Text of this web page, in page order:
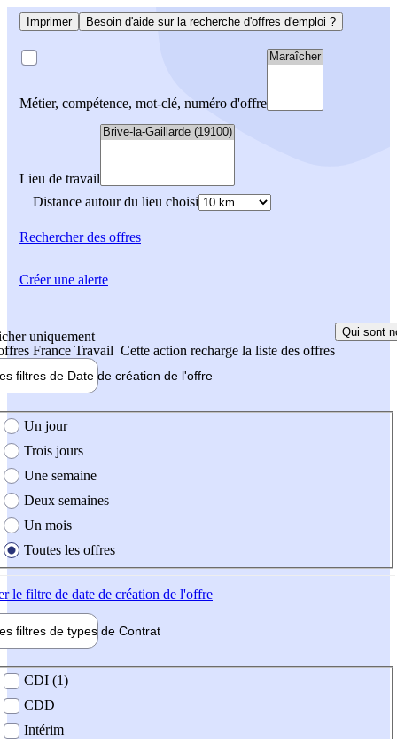
Imprimer Besoin d'aide sur la recherche d'offres d'emploi ?
Métier, compétence, mot-clé, numéro d'offre
Lieu de travail
Distance autour du lieu choisi
Rechercherdes offres
uniquement
France Travail Cette action recharge la liste des offres
Qui sont
filtres de Date de création de l'offre
création de l'offre
Un jour
Trois jours
Une semaine
Deux semaines
Un mois
Toutes les offres
le filtre de date de création de l'offre
filtres de types de Contrat
contrat
CDI (1)
CDD
Intérim
Créer une alerte